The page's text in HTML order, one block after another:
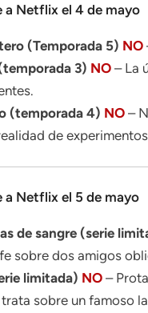
a Netflix el 4 de mayo
(Temporada 5) NO
3) NO – La
(temporada 4) NO –
de
a Netflix el 5 de mayo
de sangre (serie
sobre dos amigos
limitada) NO –
sobre un famoso